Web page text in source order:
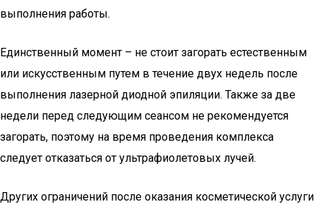
выполнения работы.
Единственный момент – не стоит загорать естественным
или искусственным путем в течение двух недель после
выполнения лазерной диодной эпиляции. Также за две
недели перед следующим сеансом не рекомендуется
загорать, поэтому на время проведения комплекса
следует отказаться от ультрафиолетовых лучей.
Других ограничений после оказания косметической услуги